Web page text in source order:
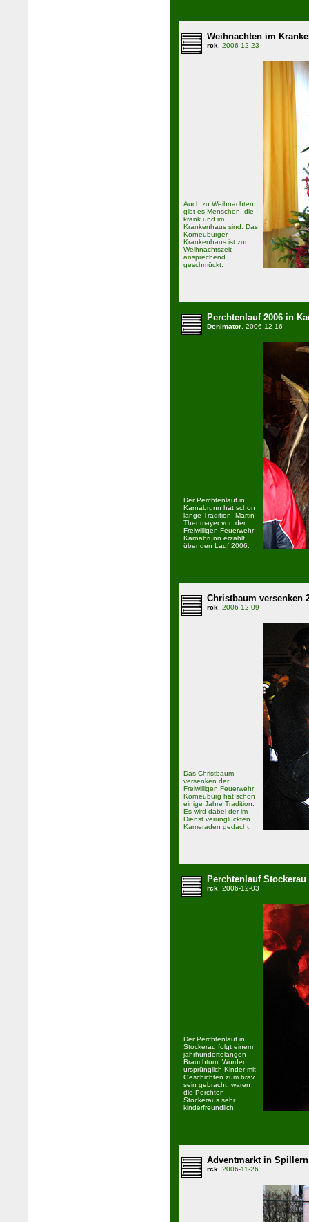
Weihnachten im
rck, 2006-12-23
Auch zu Weihnachten
gibt es Menschen, die
krank und im
Krankenhaus sind. Das
Korneuburger
Krankenhaus ist zur
Weihnachtszeit
ansprechend
geschmückt.
Perchtenlauf 2006 in
Denimator, 2006-12-16
Der Perchtenlauf in
Karnabrunn hat schon
lange Tradition. Martin
Thenmayer von der
Freiwilligen Feuerwehr
Karnabrunn erzählt
über den Lauf 2006.
Christbaum versenken
rck, 2006-12-09
Das Christbaum
versenken der
Freiwilligen Feuerwehr
Korneuburg hat schon
einige Jahre Tradition.
Es wird dabei der im
Dienst verunglückten
Kameraden gedacht.
Perchtenlauf Stockerau
rck, 2006-12-03
Der Perchtenlauf in
Stockerau folgt einem
jahrhundertelangen
Brauchtum. Wurden
ursprünglich Kinder mit
Geschichten zum brav
sein gebracht, waren
die Perchten
Stockeraus sehr
kinderfreundlich.
Adventmarkt in Spillern
rck, 2006-11-26